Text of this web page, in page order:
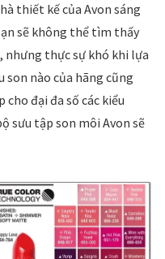
thiết kế của Avon sáng
sẽ không thể tìm thấy
nhưng thực sự khó khi lựa
son nào của hãng cũng
đại đa số các kiểu
sưu tập son môi Avon sẽ